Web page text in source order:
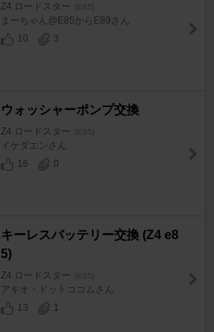
Z4 ロードスター [E85]
まーちゃん@E85からE89さん
10
3
ウォッシャーポンプ交換
Z4 ロードスター [E85]
イケダエンさん
16
0
キーレスバッテリー交換 (Z4 e8
5)
Z4 ロードスター [E85]
アキオ・ドットココムさん
13
1